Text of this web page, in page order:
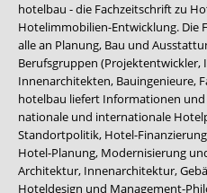
hotelbau - die Fachzeitschrift zu
Hotelimmobilien-Entwicklung. Die
alle an Planung, Bau und
Berufsgruppen (Projektentwickler,
Innenarchitekten, Bauingenieure,
hotelbau liefert Informationen
nationale und internationale
Standortpolitik, Hotel-
Hotel-Planung, Modernisierung
Architektur, Innenarchitektur,
Hoteldesign und Management-